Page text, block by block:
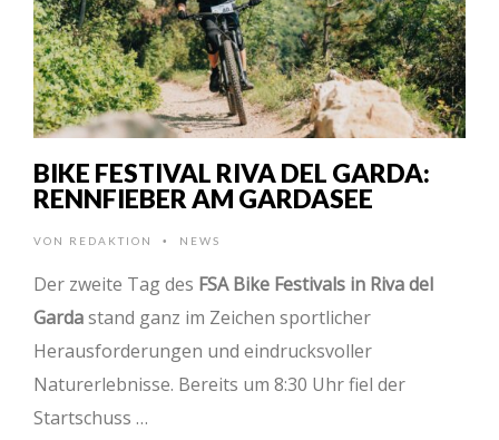
BIKE FESTIVAL RIVA DEL GARDA:
RENNFIEBER AM GARDASEE
VON REDAKTION • NEWS
Der zweite Tag des FSA Bike Festivals in Riva del
Gardastand ganz im Zeichen sportlicher
Herausforderungen und eindrucksvoller
Naturerlebnisse. Bereits um 8:30 Uhr fiel der
Startschuss …